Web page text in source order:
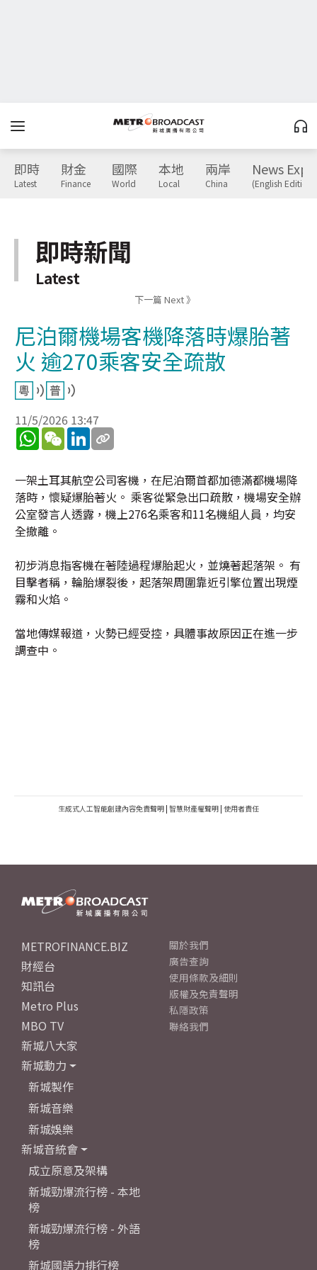
即時
Latest
財金
Finance
國際
World
本地
Local
兩岸
China
News
(English Edition)
即時新聞
Latest
下一篇 Next 》
尼泊爾機場客機降落時爆胎著
火 逾270乘客安全疏散
11/5/2026 13:47
WhatsApp
WeChatLinkedIn
一架土耳其航空公司客機，在尼泊爾首都加德滿都機場降
落時，懷疑爆胎著火。 乘客從緊急出口疏散，機場安全辦
公室發言人透露，機上276名乘客和11名機組人員，均安
全撤離。
初步消息指客機在著陸過程爆胎起火，並燒著起落架。 有
目擊者稱，輪胎爆裂後，起落架周圍靠近引擎位置出現煙
霧和火焰。
當地傳媒報道，火勢已經受控，具體事故原因正在進一步
調查中。
生成式人工智能創建內容免責聲明 | 智慧財產權聲明 | 使用者責任
METROFINANCE.BIZ
財經台
知訊台
Metro Plus
MBO TV
新城八大家
新城動力
新城製作
新城音樂
新城娛樂
新城音統會
成立原意及架構
新城勁爆流行榜 - 本地
榜
新城勁爆流行榜 - 外語
榜
新城國語力排行榜
關於我們
廣告查詢
使用條款及細則
版權及免責聲明
私隱政策
聯絡我們